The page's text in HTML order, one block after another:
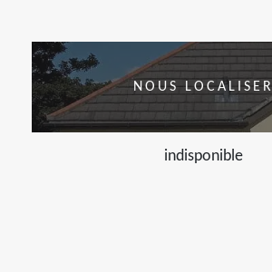
NOUS LOCALISER
indisponible